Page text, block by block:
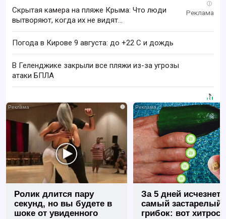
i
Скрытая камера на пляже Крыма: Что люди
вытворяют, когда их не видят...
Погода в Кирове 9 августа: до +22 C и дождь
В Геленджике закрыли все пляжи из-за угрозы
атаки БПЛА
i
Ролик длится пару
секунд, но вы будете в
шоке от увиденного
За 5 дней исчезнет
самый застарелый
грибок: вот